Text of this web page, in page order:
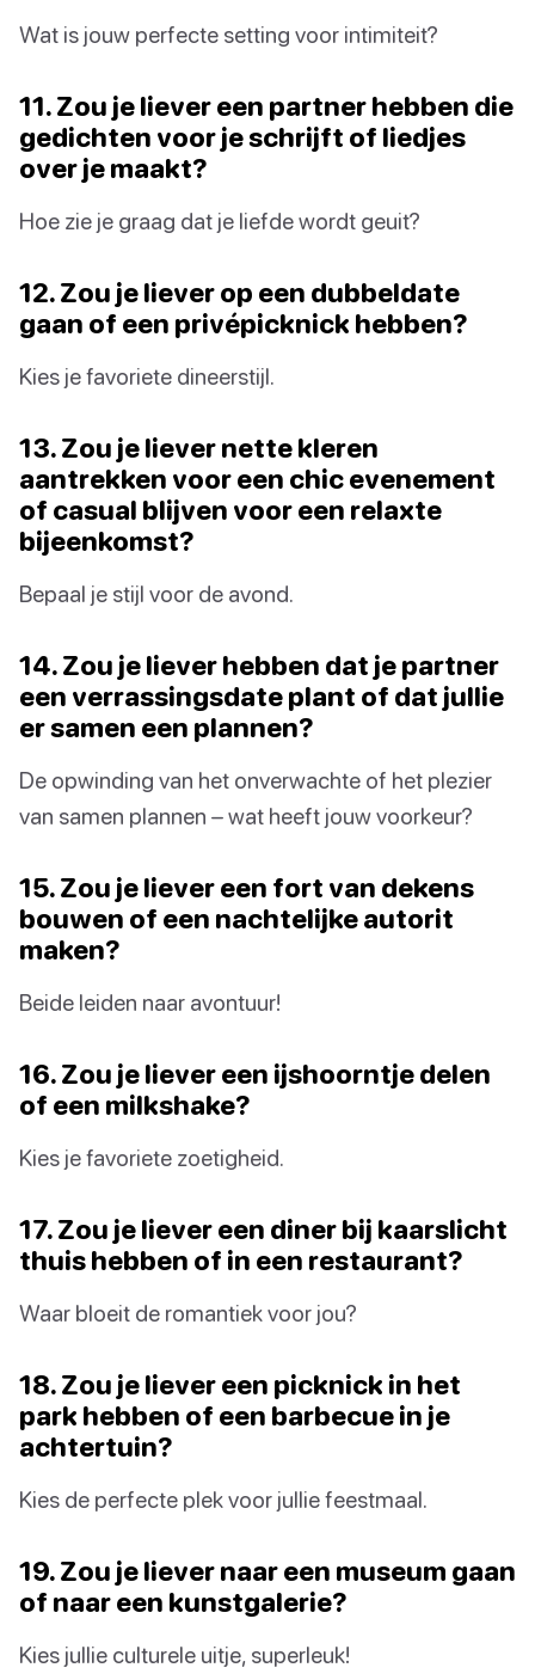
Wat is jouw perfecte setting voor intimiteit?
11. Zou je liever een partner hebben die
gedichten voor je schrijft of liedjes
over je maakt?
Hoe zie je graag dat je liefde wordt geuit?
12. Zou je liever op een dubbeldate
gaan of een privépicknick hebben?
Kies je favoriete dineerstijl.
13. Zou je liever nette kleren
aantrekken voor een chic evenement
of casual blijven voor een relaxte
bijeenkomst?
Bepaal je stijl voor de avond.
14. Zou je liever hebben dat je partner
een verrassingsdate plant of dat jullie
er samen een plannen?
De opwinding van het onverwachte of het plezier
van samen plannen – wat heeft jouw voorkeur?
15. Zou je liever een fort van dekens
bouwen of een nachtelijke autorit
maken?
Beide leiden naar avontuur!
16. Zou je liever een ijshoorntje delen
of een milkshake?
Kies je favoriete zoetigheid.
17. Zou je liever een diner bij kaarslicht
thuis hebben of in een restaurant?
Waar bloeit de romantiek voor jou?
18. Zou je liever een picknick in het
park hebben of een barbecue in je
achtertuin?
Kies de perfecte plek voor jullie feestmaal.
19. Zou je liever naar een museum gaan
of naar een kunstgalerie?
Kies jullie culturele uitje, superleuk!